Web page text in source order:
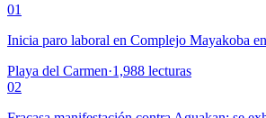
01
Inicia paro laboral en Complejo Mayakoba
Playa del Carmen·1,988 lecturas
02